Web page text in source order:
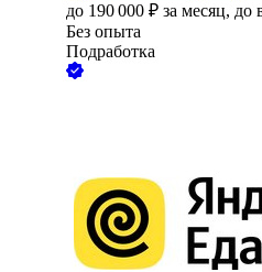
до 190 000 ₽ за месяц, до
Без опыта
Подработка